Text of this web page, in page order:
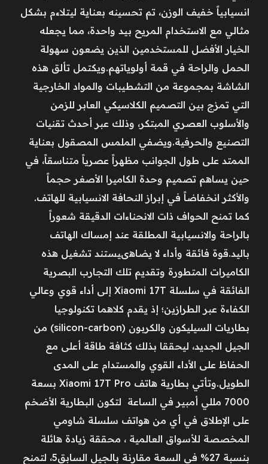
انسيابياً خفيف الوزن، تم تحسينه بعناية ليتلاءم بشكل
مثالي مع الاستخدام المريح بيد واحدة، مما يجعله
الخيار الأفضل للمستخدمين الذين يضعون سهولة
الحمل والراحة في قمة أولوياتهم.ويكتمل تألق هذه
الشاشة بمجموعة من التشطيبات والمواد الخارجية
التي تمزج بين التصميم الكلاسيكي العابر للزمن
والأسلوب العصري المبتكر، وذلك عبر أحدث تقنيات
التصنيع والحرفية.ويضفي الملمس المصقول بعناية
الممتد على طول الجوانب مظهراً عصرياً متناسقاً، في
حين يساهم تصميم وحدة الكاميرا الأصغر حجماً
والأكثر انخفاضاً في إبراز النحافة الانسيابية للهاتف.
كما تمنح الحواف ذات الانحناءات الدقيقة شعوراً
بالراحة والانسيابية المطلقة عند إمساك الهاتف
باليد.قوة فائقة وأداء لا يضاهىيستند تشغيل هذه
الكاميرات المتطورة وتقديم تلك التجارب البصرية
الفائقة في سلسلة Xiaomi 17T إلى أداء قوي وعالي
الكفاءة عبر الطرازين؛ إذ يقدم كلاهما تكنولوجيا
بطاريات السيليكون والكربون (silicon-carbon) من
الجيل الجديد، ليحققا بذلك كثافة طاقة أعلى مع
الحفاظ على الأداء القوي والمستدام على المدى
الطويل.وتأتي بطارية هاتف Xiaomi 17T Pro بسعة
7000 مللي أمبير في الساعة لتكون البطارية الأضخم
على الإطلاق في أي من هواتف سلسلة شاومي
المخصصة للأسواق العالمية ، محققة زيادة هائلة
بنسبة 27% في السعة مقارنة بالجيل السابق5، لتمنح